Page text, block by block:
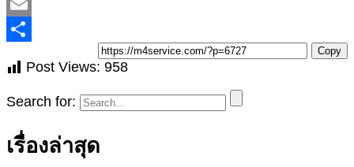
Copy
Post Views: 958
Search for:
เรื่องล่าสุด